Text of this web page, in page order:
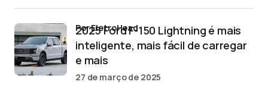
2025 Ford F-150 Lightning é mais
inteligente, mais fácil de carregar
e mais
por EletroHead
27 de março de 2025